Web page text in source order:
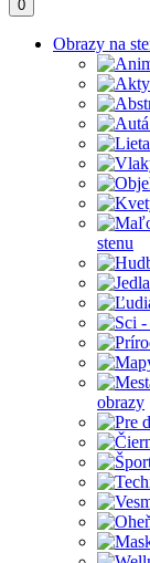
0
Obrazy na
stenu
obrazy